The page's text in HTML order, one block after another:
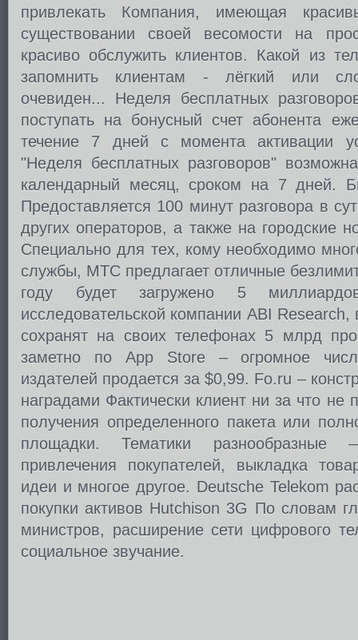
привлекать Компания, имеющая
существовании своей весомости на
красиво обслужить клиентов. Какой из
запомнить клиентам - лёгкий или
очевиден... Неделя бесплатных
поступать на бонусный счет абонента
течение 7 дней с момента активации
"Неделя бесплатных разговоров"
календарный месяц, сроком на 7 дней.
Предоставляется 100 минут разговора в
других операторов, а также на городские
Специально для тех, кому необходимо
службы, МТС предлагает отличные
году будет загружено 5
исследовательской компании ABI Research,
сохранят на своих телефонах 5 млрд
заметно по App Store – огромное
издателей продается за $0,99. Fo.ru –
наградами Фактически клиент ни за что не
получения определенного пакета или
площадки. Тематики разнообразные
привлечения покупателей, выкладка
идеи и многое другое. Deutsche Telekom
покупки активов Hutchison 3G По словам
министров, расширение сети цифрового
социальное звучание.